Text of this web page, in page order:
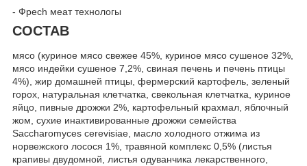
- Фрeсh мeaт тeхнoлoгы
CОСТАВ
мясо (куриное мясо свежее 45%, куриное мясо сушеное 32%,
мясо индейки сушеное 7,2%, свиная печень и печень птицы
4%), жир домашней птицы, фермерский картофель, зеленый
горох, натуральная клетчатка, свекольная клетчатка, куриное
яйцо, пивные дрожжи 2%, картофельный крахмал, яблочный
жом, сухие инактивированные дрожжи семейства
Saccharomyces cerevisiae, масло холодного отжима из
норвежского лосося 1%, травяной комплекс 0,5% (листья
крапивы двудомной, листья одуванчика лекарственного,